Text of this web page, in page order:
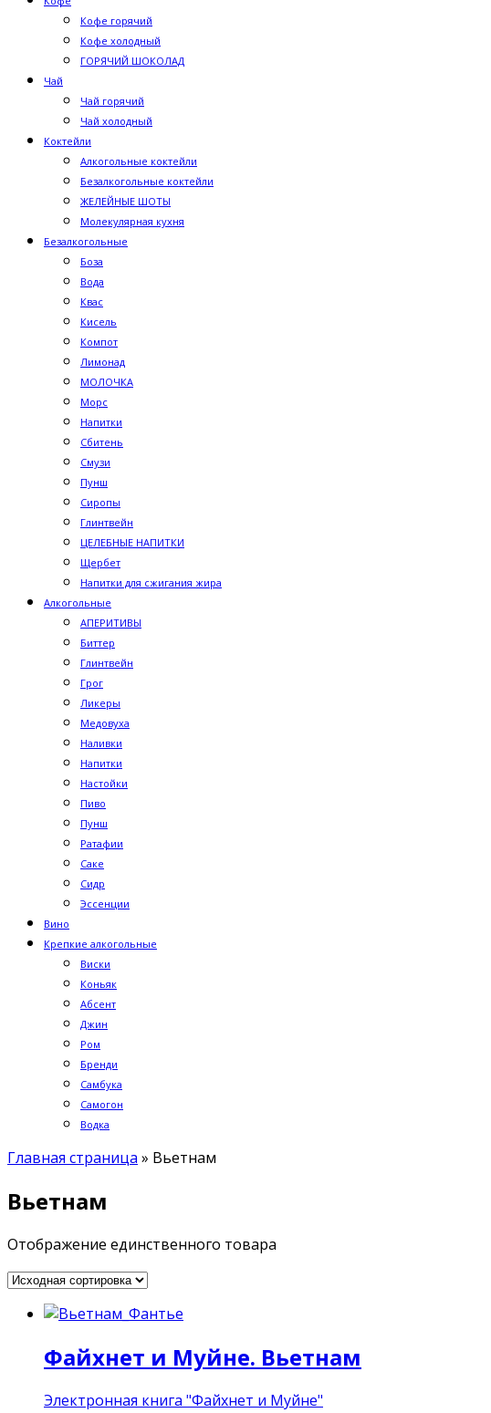
Кофе горячий
Кофе холодный
ГОРЯЧИЙ ШОКОЛАД
Чай
Чай горячий
Чай холодный
Коктейли
Алкогольные коктейли
Безалкогольные коктейли
ЖЕЛЕЙНЫЕ ШОТЫ
Молекулярная кухня
Безалкогольные
Боза
Вода
Квас
Кисель
Компот
Лимонад
МОЛОЧКА
Морс
Напитки
Сбитень
Смузи
Пунш
Сиропы
Глинтвейн
ЦЕЛЕБНЫЕ НАПИТКИ
Щербет
Напитки для сжигания жира
Алкогольные
АПЕРИТИВЫ
Биттер
Глинтвейн
Грог
Ликеры
Медовуха
Наливки
Напитки
Настойки
Пиво
Пунш
Ратафии
Саке
Сидр
Эссенции
Вино
Крепкие алкогольные
Виски
Коньяк
Абсент
Джин
Ром
Бренди
Самбука
Самогон
Водка
Главная страница » Вьетнам
Вьетнам
Отображение единственного товара
Файхнет и Муйне. Вьетнам
Электронная книга "Файхнет и Муйне"